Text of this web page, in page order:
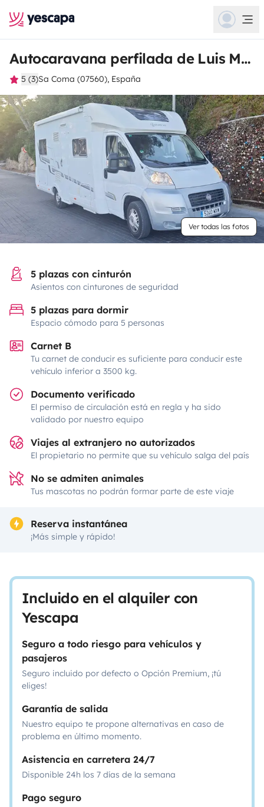
Autocaravana perfilada de Luis Miguel
5 (3)Sa Coma (07560), España
Ver todas las fotos
5 plazas con cinturón
Asientos con cinturones de seguridad
5 plazas para dormir
Espacio cómodo para 5 personas
Carnet B
Tu carnet de conducir es suficiente para conducir este
vehículo inferior a 3500 kg.
Documento verificado
El permiso de circulación está en regla y ha sido
validado por nuestro equipo
Viajes al extranjero no autorizados
El propietario no permite que su vehículo salga del país
No se admiten animales
Tus mascotas no podrán formar parte de este viaje
Reserva instantánea
¡Más simple y rápido!
Incluido en el alquiler con
Yescapa
Seguro a todo riesgo para vehículos y
pasajeros
Seguro incluido por defecto o Opción Premium, ¡tú
eliges!
Garantía de salida
Nuestro equipo te propone alternativas en caso de
problema en último momento.
Asistencia en carretera 24/7
Disponible 24h los 7 días de la semana
Pago seguro